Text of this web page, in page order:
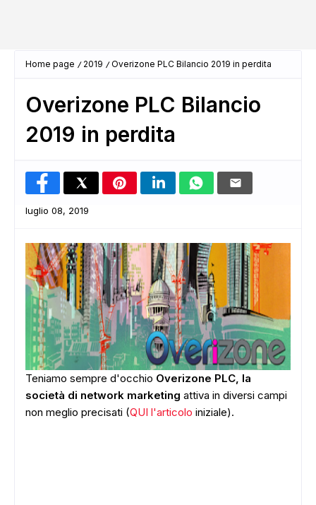
Home page 2019 Overizone PLC Bilancio 2019 in perdita
Overizone PLC Bilancio
2019 in perdita
luglio 08, 2019
Teniamo sempre d'occhio Overizone PLC, la
società di network marketing attiva in diversi campi
non meglio precisati (QUI l'articolo iniziale).